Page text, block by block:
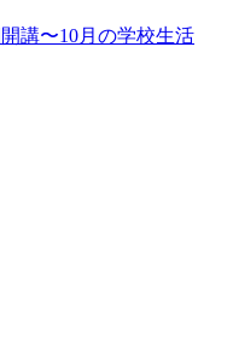
講〜10月の学校生活